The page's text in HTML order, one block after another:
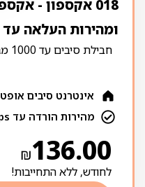
ומהירות העלאה עד 250 מגה- תשתית בזק
אינטרנט סיבים
מהירות הורדה עד 1000Mbps
₪136.00
לחודש, ללא התחייבות!